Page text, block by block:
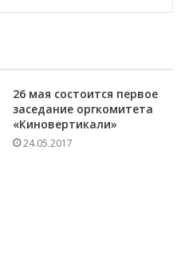
26 мая состоится первое
заседание оргкомитета
«Киновертикали»
24.05.2017